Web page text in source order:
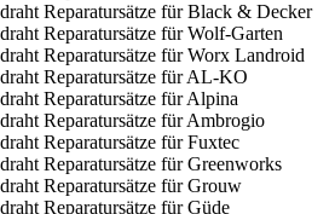
Reparatursätze für Black & Decker
Reparatursätze für Wolf-Garten
Reparatursätze für Worx Landroid
Reparatursätze für AL-KO
Reparatursätze für Alpina
Reparatursätze für Ambrogio
Reparatursätze für Fuxtec
Reparatursätze für Greenworks
Reparatursätze für Grouw
Reparatursätze für Güde